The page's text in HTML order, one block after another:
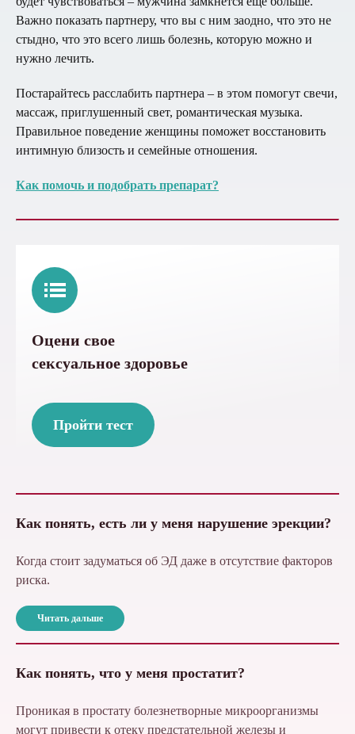
Важно показать партнеру, что вы с ним заодно, что это не
стыдно, что это всего лишь болезнь, которую можно и
нужно лечить.
Постарайтесь расслабить партнера – в этом помогут свечи,
массаж, приглушенный свет, романтическая музыка.
Правильное поведение женщины поможет восстановить
интимную близость и семейные отношения.
Как помочь и подобрать препарат?
Оцени свое
сексуальное здоровье
Пройти тест
Как понять, есть ли у меня нарушение эрекции?
Когда стоит задуматься об ЭД даже в отсутствие факторов
риска.
Читать дальше
Как понять, что у меня простатит?
Проникая в простату болезнетворные микроорганизмы
могут привести к отеку предстательной железы и